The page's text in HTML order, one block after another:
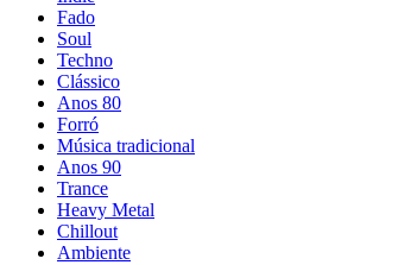
Fado
Soul
Techno
Clássico
Anos 80
Forró
Música tradicional
Anos 90
Trance
Heavy Metal
Chillout
Ambiente